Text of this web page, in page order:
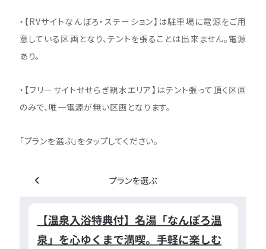
・【RVサイトなんぽろ・ステーション】は駐車場に電源をご用
意している区画となり、テントを張ることは出来ません。電源
あり。
・【フリーサイトせせらぎ親水エリア】はテント張って頂く区画
のみで、唯一電源が無い区画となります。
「プランを選ぶ」をタップしてください。